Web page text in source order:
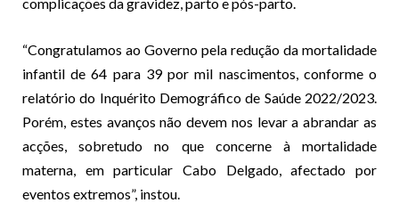
“Congratulamos ao Governo pela redução da mortalidade
infantil de 64 para 39 por mil nascimentos, conforme o
relatório do Inquérito Demográfico de Saúde 2022/2023.
Porém, estes avanços não devem nos levar a abrandar as
acções, sobretudo no que concerne à mortalidade
materna, em particular Cabo Delgado, afectado por
eventos extremos”, instou.